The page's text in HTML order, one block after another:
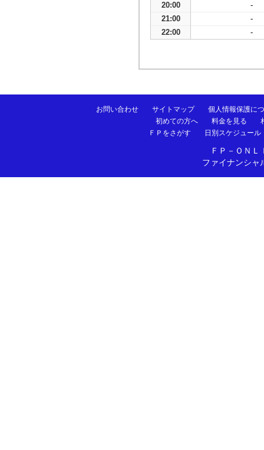
20:00
-
21:00
-
22:00
-
お問い合わせ サイトマップ
個人情報保護に
初めての方へ
料金を見る
ＦＰをさがす
日別スケジュール
ＦＰ－ＯＮ
ファイナンシャ